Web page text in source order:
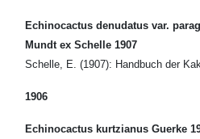
Echinocactus denudatus var.
Mundt ex Schelle 1907
Schelle, E. (1907): Handbuch der
1906
Echinocactus kurtzianus Guerke